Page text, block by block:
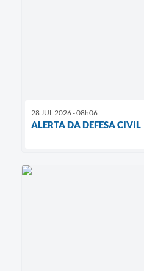
28 JUL 2026 - 08h06
ALERTA DA DEFESA CIVIL